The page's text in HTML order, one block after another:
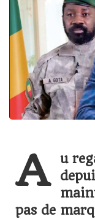
A
u
pas de